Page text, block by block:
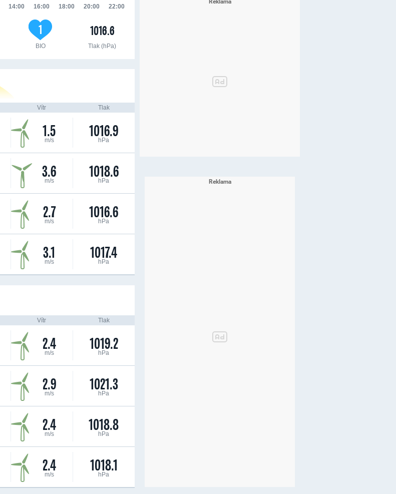
14:00 16:00 18:00 20:00 22:00
1
BIO
1016.6
Tlak (hPa)
Vítr Tlak
1.5
m/s 1016.9
hPa
3.6
m/s 1018.6
hPa
2.7
m/s 1016.6
hPa
3.1
m/s 1017.4
hPa
Vítr Tlak
2.4
m/s 1019.2
hPa
2.9
m/s 1021.3
hPa
2.4
m/s 1018.8
hPa
2.4
m/s 1018.1
hPa